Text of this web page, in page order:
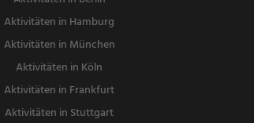
Aktivitäten in Hamburg
Aktivitäten in München
Aktivitäten in Köln
Aktivitäten in Frankfurt
Aktivitäten in Stuttgart